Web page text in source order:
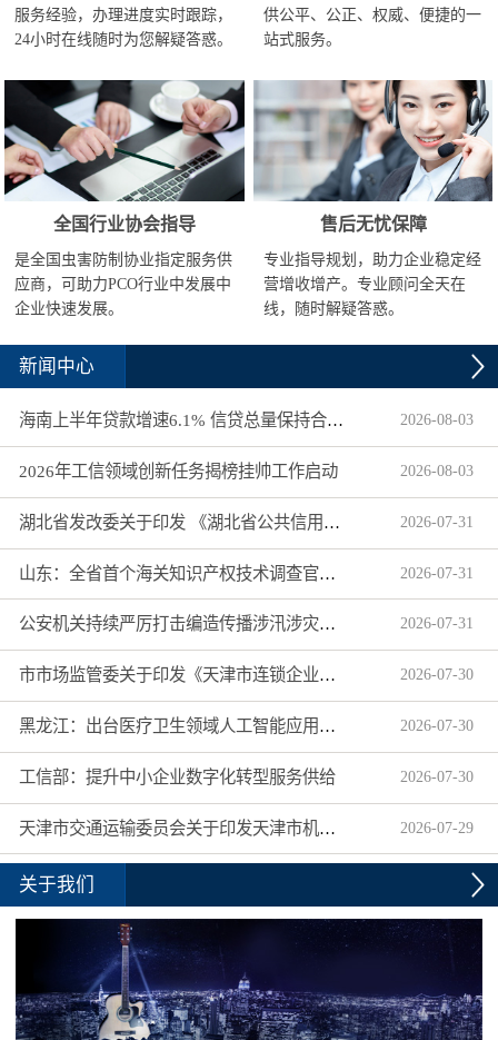
服务经验，办理进度实时跟踪，
24小时在线随时为您解疑答惑。
供公平、公正、权威、便捷的一
站式服务。
全国行业协会指导
是全国虫害防制协业指定服务供
应商，可助力PCO行业中发展中
企业快速发展。
售后无忧保障
专业指导规划，助力企业稳定经
营增收增产。专业顾问全天在
线，随时解疑答惑。
新闻中心
海南上半年贷款增速6.1% 信贷总量保持合理平稳增长 2026-08-03
2026年工信领域创新任务揭榜挂帅工作启动 2026-08-03
湖北省发改委关于印发 《湖北省公共信用信息目录（2026年版）》的通知 2026-07-31
山东：全省首个海关知识产权技术调查官制度落地济南自贸片区 2026-07-31
公安机关持续严厉打击编造传播涉汛涉灾网络谣言 2026-07-31
市市场监管委关于印发《天津市连锁企业食品经营许可“先证后核”信用承诺审批实施办法》的通知 2026-07-30
黑龙江：出台医疗卫生领域人工智能应用工作实施方案 2026-07-30
工信部：提升中小企业数字化转型服务供给 2026-07-30
天津市交通运输委员会关于印发天津市机动车驾驶员培训机构及教练员综合信用评价管理办法的通知 2026-07-29
关于我们